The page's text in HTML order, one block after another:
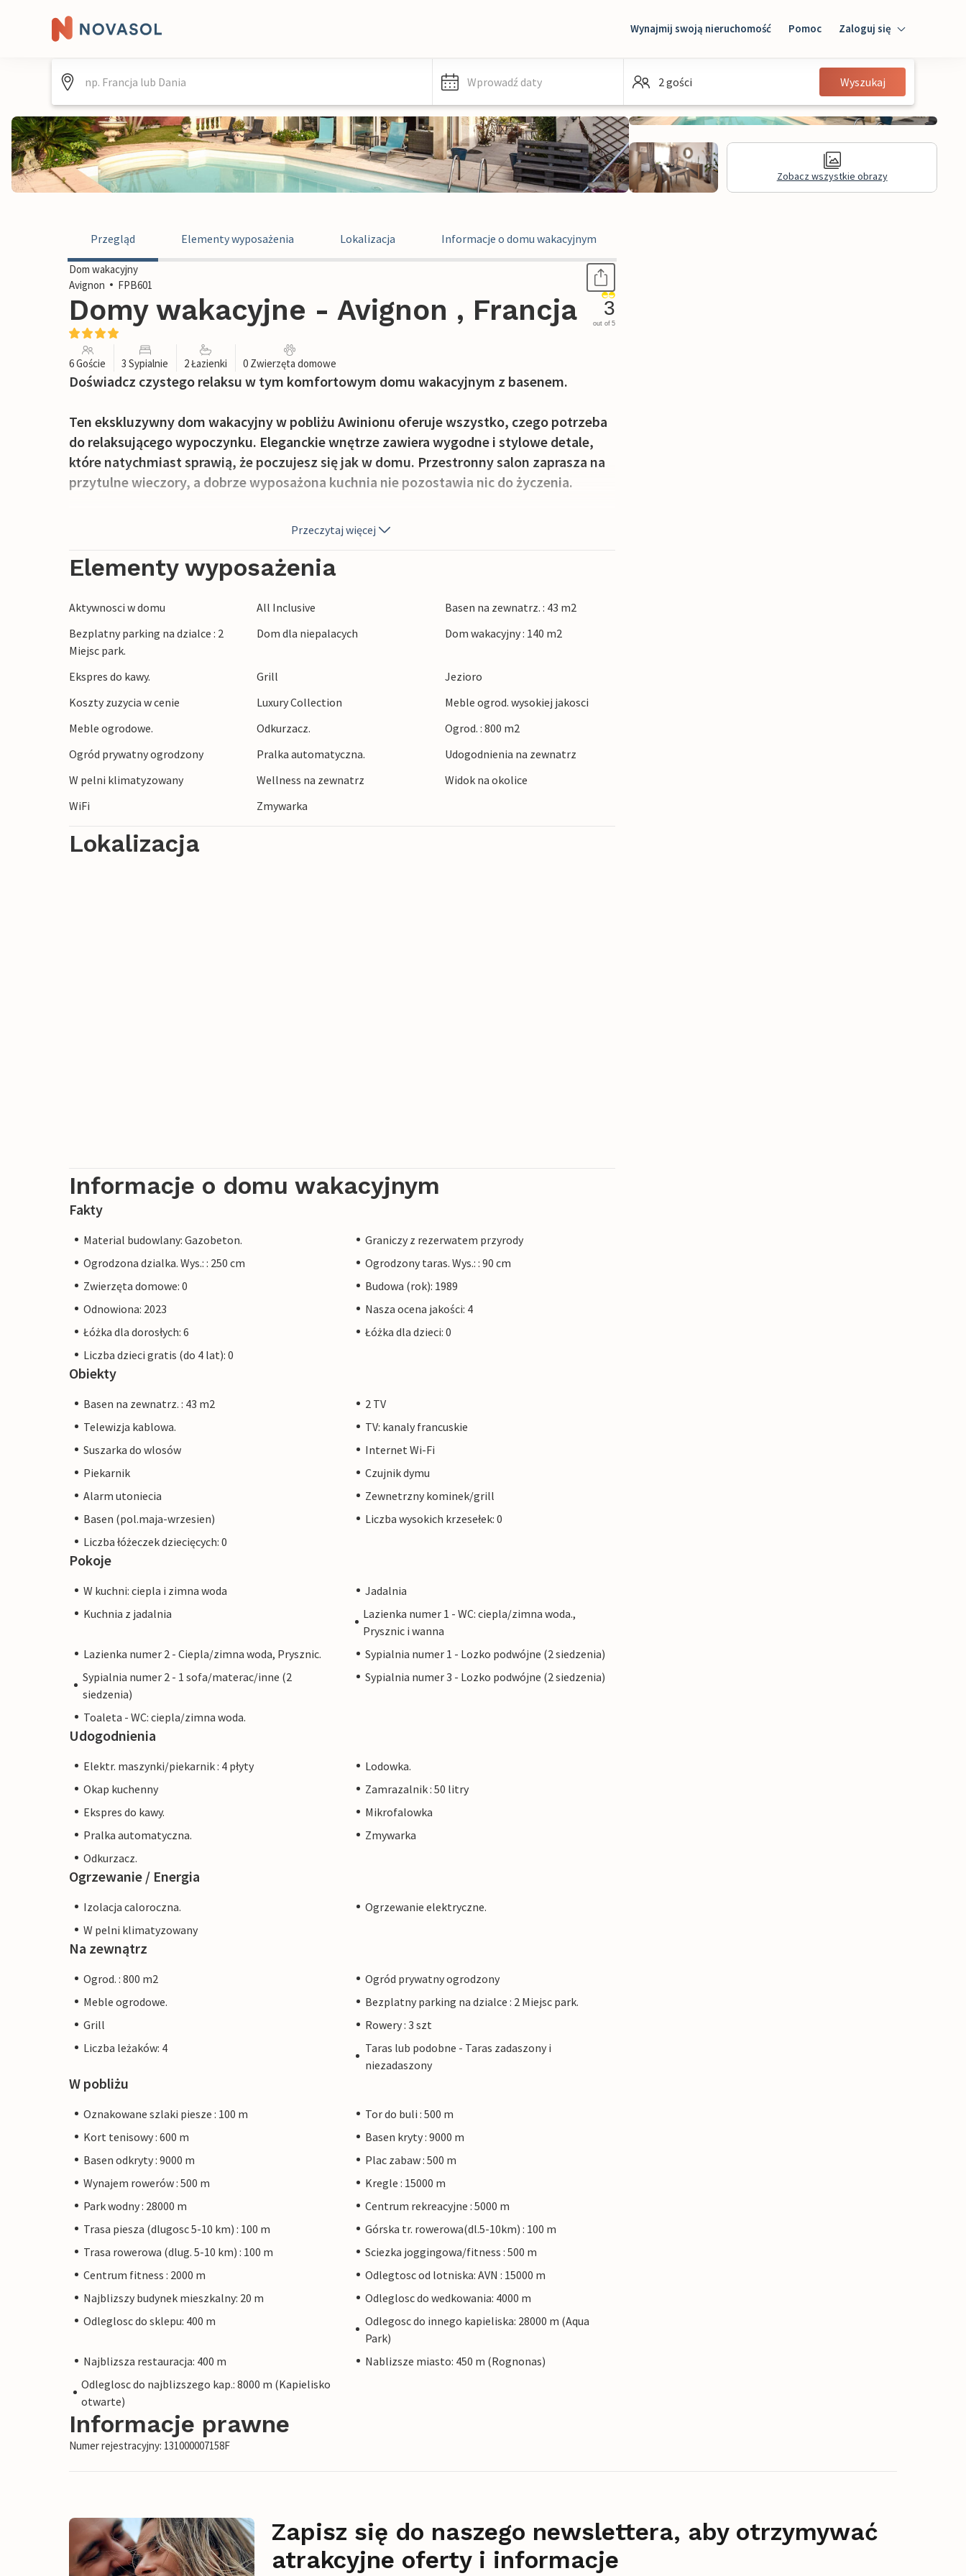
Wynajmij swoją nieruchomość Pomoc Zaloguj się
Zaloguj się
Gość
Wprowadź daty 2 gości Wyszukaj
Zobacz wszystkie obrazy
Przegląd Elementy wyposażenia Lokalizacja Informacje o domu wakacyjnym
Dom wakacyjny
Avignon
FPB601
Domy wakacyjne - Avignon , Francja 3
out of 5
6 Goście 3 Sypialnie 2 Łazienki 0 Zwierzęta domowe
Doświadcz czystego relaksu w tym komfortowym domu wakacyjnym z basenem.
Ten ekskluzywny dom wakacyjny w pobliżu Awinionu oferuje wszystko, czego potrzeba
do relaksującego wypoczynku. Eleganckie wnętrze zawiera wygodne i stylowe detale,
które natychmiast sprawią, że poczujesz się jak w domu. Przestronny salon zaprasza na
przytulne wieczory, a dobrze wyposażona kuchnia nie pozostawia nic do życzenia.
W szczególności cichy, osłonięty taras z grillem i duży prywatny basen zapewniają
absolutną prywatność, idealną na relaksujące dni pod słońcem.
Odkryj okolice Awinionu, ponieważ historyczny Awinion ze słynnym mostem i
imponującym pałacem papieskim znajduje się zaledwie kilka kilometrów od hotelu.
odwiedź idylliczne krajobrazy Alpilles. Na jednodniową wycieczkę warto wybrać się na
plaże Camargue, gdzie natura łączy się z nadmorskim stylem. Odkryj Prowansję i jej
skarby, od pól lawendy po urocze targi, i doświadcz savoir-vivre'u w najczystszej postaci.
Przeczytaj więcej
Elementy wyposażenia
Aktywnosci w domu All Inclusive
Basen na zewnatrz. : 43 m2
Bezplatny parking na dzialce : 2
Miejsc park.
Dom dla niepalacych Dom wakacyjny : 140 m2
Ekspres do kawy. Grill
Jezioro
Koszty zuzycia w cenie
Luxury Collection
Meble ogrod. wysokiej jakosci
Meble ogrodowe.
Odkurzacz.
Ogrod. : 800 m2
Ogród prywatny ogrodzony
Pralka automatyczna.
Udogodnienia na zewnatrz
W pelni klimatyzowany
Wellness na zewnatrz
Widok na okolice
WiFi
Zmywarka
Lokalizacja
Informacje o domu wakacyjnym
Fakty
Material budowlany: Gazobeton.
Graniczy z rezerwatem przyrody
Ogrodzona dzialka. Wys.: : 250 cm
Ogrodzony taras. Wys.: : 90 cm
Zwierzęta domowe: 0
Budowa (rok): 1989
Odnowiona: 2023
Nasza ocena jakości: 4
Łóżka dla dorosłych: 6
Łóżka dla dzieci: 0
Liczba dzieci gratis (do 4 lat): 0
Obiekty
Basen na zewnatrz. : 43 m2
2 TV
Telewizja kablowa.
TV: kanaly francuskie
Suszarka do wlosów
Internet Wi-Fi
Piekarnik
Czujnik dymu
Alarm utoniecia
Zewnetrzny kominek/grill
Basen (pol.maja-wrzesien)
Liczba wysokich krzesełek: 0
Liczba łóżeczek dziecięcych: 0
Pokoje
W kuchni: ciepla i zimna woda
Jadalnia
Kuchnia z jadalnia
Lazienka numer 1 - WC: ciepla/zimna woda.,
Prysznic i wanna
Lazienka numer 2 - Ciepla/zimna woda, Prysznic.
Sypialnia numer 1 - Lozko podwójne (2 siedzenia)
Sypialnia numer 2 - 1 sofa/materac/inne (2
siedzenia)
Sypialnia numer 3 - Lozko podwójne (2 siedzenia)
Toaleta - WC: ciepla/zimna woda.
Udogodnienia
Elektr. maszynki/piekarnik : 4 płyty
Lodowka.
Okap kuchenny
Zamrazalnik : 50 litry
Ekspres do kawy.
Mikrofalowka
Pralka automatyczna.
Zmywarka
Odkurzacz.
Ogrzewanie / Energia
Izolacja caloroczna.
Ogrzewanie elektryczne.
W pelni klimatyzowany
Na zewnątrz
Ogrod. : 800 m2
Ogród prywatny ogrodzony
Meble ogrodowe.
Bezplatny parking na dzialce : 2 Miejsc park.
Grill
Rowery : 3 szt
Liczba leżaków: 4
Taras lub podobne - Taras zadaszony i
niezadaszony
W pobliżu
Oznakowane szlaki piesze : 100 m
Tor do buli : 500 m
Kort tenisowy : 600 m
Basen kryty : 9000 m
Basen odkryty : 9000 m
Plac zabaw : 500 m
Wynajem rowerów : 500 m
Kregle : 15000 m
Park wodny : 28000 m
Centrum rekreacyjne : 5000 m
Trasa piesza (dlugosc 5-10 km) : 100 m
Górska tr. rowerowa(dl.5-10km) : 100 m
Trasa rowerowa (dlug. 5-10 km) : 100 m
Sciezka joggingowa/fitness : 500 m
Centrum fitness : 2000 m
Odlegtosc od lotniska: AVN : 15000 m
Najblizszy budynek mieszkalny: 20 m
Odleglosc do wedkowania: 4000 m
Odleglosc do sklepu: 400 m
Odlegosc do innego kapieliska: 28000 m (Aqua
Park)
Najblizsza restauracja: 400 m
Nablizsze miasto: 450 m (Rognonas)
Odleglosc do najblizszego kap.: 8000 m (Kapielisko
otwarte)
Informacje prawne
Numer rejestracyjny: 131000007158F
Zapisz się do naszego newslettera, aby otrzymywać
atrakcyjne oferty i informacje